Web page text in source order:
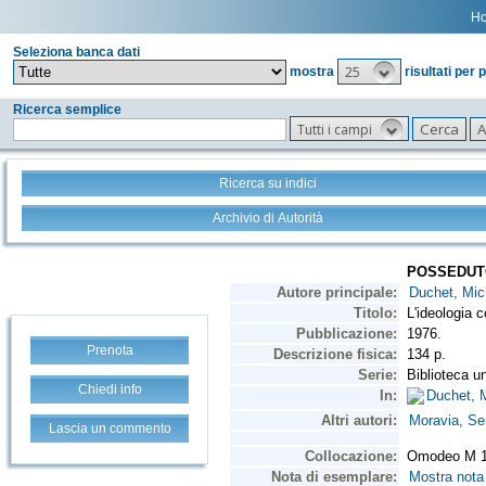
Seleziona banca dati
mostra
25 risultati per
Ricerca semplice
Tutti i campi
Ricerca su indici
Archivio di Autorità
Prenota
Chiedi info
Lascia un commento